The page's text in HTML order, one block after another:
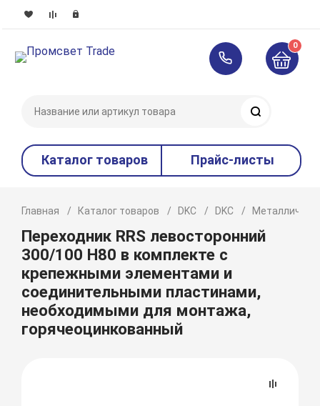
0
Каталог товаров Прайс-листы
Главная Каталог товаров DKC DKC
Переходник RRS левосторонний
300/100 H80 в комплекте с
крепежными элементами и
соединительными пластинами,
необходимыми для монтажа,
горячеоцинкованный